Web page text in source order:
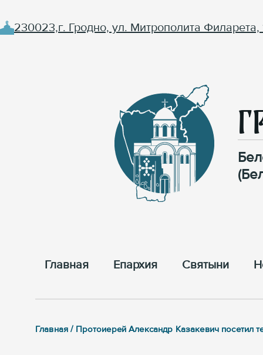
230023,г. Гродно, ул. Митрополита Филарета,
Главная Епархия Cвятыни
Главная / Протоиерей Александр Казакевич посетил